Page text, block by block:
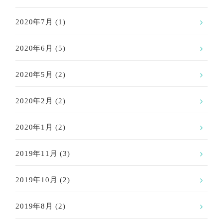
2020年7月 (1)
2020年6月 (5)
2020年5月 (2)
2020年2月 (2)
2020年1月 (2)
2019年11月 (3)
2019年10月 (2)
2019年8月 (2)